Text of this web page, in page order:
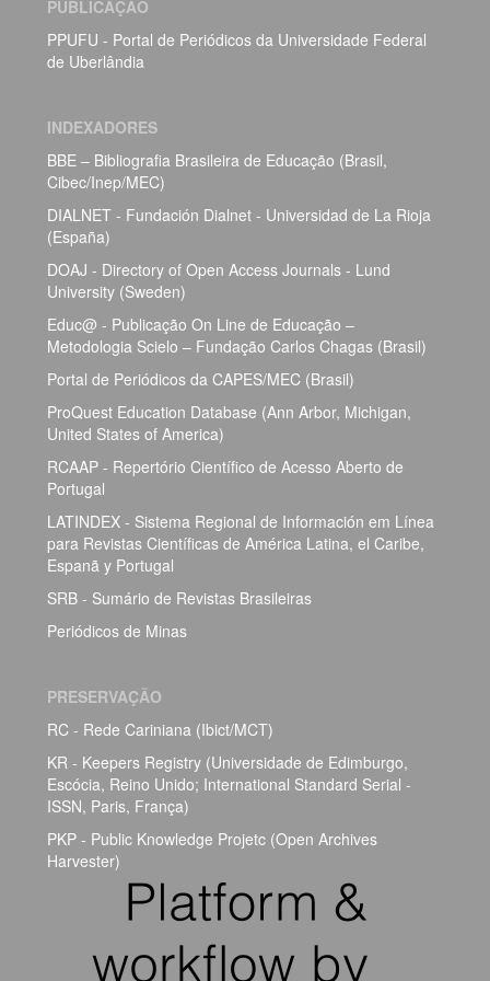
PUBLICAÇÃO
PPUFU - Portal de Periódicos da Universidade Federal
de Uberlândia
INDEXADORES
BBE – Bibliografia Brasileira de Educação (Brasil,
Cibec/Inep/MEC)
DIALNET - Fundación Dialnet - Universidad de La Rioja
(España)
DOAJ - Directory of Open Access Journals - Lund
University (Sweden)
Educ@ - Publicação On Line de Educação –
Metodologia Scielo – Fundação Carlos Chagas (Brasil)
Portal de Periódicos da CAPES/MEC (Brasil)
ProQuest Education Database (Ann Arbor, Michigan,
United States of America)
RCAAP - Repertório Científico de Acesso Aberto de
Portugal
LATINDEX - Sistema Regional de Información em Línea
para Revistas Científicas de América Latina, el Caribe,
Espanã y Portugal
SRB - Sumário de Revistas Brasileiras
Periódicos de Minas
PRESERVAÇÃO
RC - Rede Cariniana (Ibict/MCT)
KR - Keepers Registry (Universidade de Edimburgo,
Escócia, Reino Unido; International Standard Serial -
ISSN, Paris, França)
PKP - Public Knowledge Projetc (Open Archives
Harvester)